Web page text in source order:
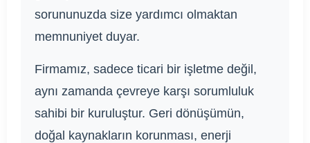
sorununuzda size yardımcı olmaktan
memnuniyet duyar.
Firmamız, sadece ticari bir işletme değil,
aynı zamanda çevreye karşı sorumluluk
sahibi bir kuruluştur. Geri dönüşümün,
doğal kaynakların korunması, enerji